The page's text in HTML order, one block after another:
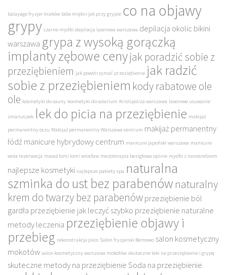
balayage fryzjer kraków bóle mięśni jak przy grypie co na objawy
grypy czarne mydło depilacja laserowa warszawa depilacja okolic bikini
warszawa grypa z wysoką gorączką
implanty zębowe cenyjak poradzić sobie z
przeziębieniem jak powstrzymać przeziębienie jak radzić
sobie z przeziębieniem kody rabatowe ole
ole kosmetyki do sauny kosmetyki do solarium Kriolipoliza warszawa laserowe usuwanie
zmarszczek lek do picia na przeziębienie makijaż
permanentny oczu Makijaż permanentny Warszawa centrum makijaż permanentny
łódź manicure hybrydowy centrum manicure japoński warszawa manicure
wola rezerwacja masaż lomi lomi wrocław mezoterapia bezigłowa opinie mydło z nanosrebrem
najlepsze kosmetyki najlepsze pakiety spa naturalna
szminka do ust bez parabenów naturalny
krem do twarzy bez parabenówprzeziębienie ból
gardła przeziębienie jak leczyć szybko przeziębienie naturalne
metody leczenia przeziębienie objawy i
przebieg rekonstrukcja joico Salon fryzjerski Bemowo salon kosmetyczny
mokotów salon kosmetyczny warszawa mokotów skuteczne leki na przeziębienie i grypę
skuteczne metody na przeziębienieSoda na przeziębienie